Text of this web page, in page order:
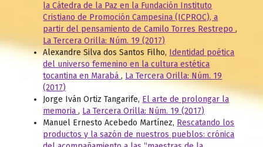
la Cátedra de la Paz en la Fundación Instituto
Cristiano de Promoción Campesina (ICPROC), a
partir del pensamiento de Camilo Torres Restrepo,
La Tercera Orilla: Núm. 19 (2017)
Alexandre Silva dos Santos Filho, Identidad poética
del universo femenino en la cultura estética
tocantina en Marabá, La Tercera Orilla: Núm. 19
(2017)
Jorge Iván Ortiz Tangarife, El arte de prolongar la
memoria, La Tercera Orilla: Núm. 19 (2017)
Manuel Ernesto Acebedo Martínez, Rescatando los
productos y la sazón de nuestros pueblos: crónica